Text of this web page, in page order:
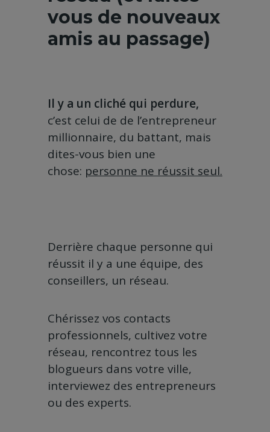
vous de nouveaux
amis au passage)
Il y a un cliché qui perdure,
c’est celui de de l’entrepreneur
millionnaire, du battant, mais
dites-vous bien une
chose: personne ne réussit seul.
Derrière chaque personne qui
réussit il y a une équipe, des
conseillers, un réseau.
Chérissez vos contacts
professionnels, cultivez votre
réseau, rencontrez tous les
blogueurs dans votre ville,
interviewez des entrepreneurs
ou des experts.